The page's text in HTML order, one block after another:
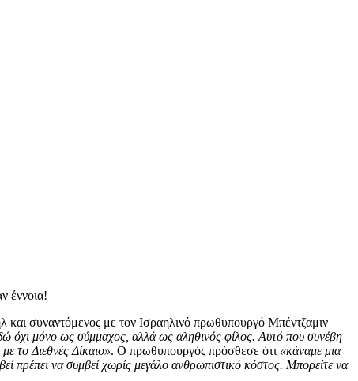
έννοια!
συναντόμενος με τον Ισραηλινό πρωθυπουργό Μπέντζαμιν
όχι μόνο ως σύμμαχος, αλλά ως αληθινός φίλος. Αυτό που συνέβη
το Διεθνές Δίκαιο». Ο πρωθυπουργός πρόσθεσε ότι «κάναμε μια
πρέπει να συμβεί χωρίς μεγάλο ανθρωπιστικό κόστος. Μπορείτε να